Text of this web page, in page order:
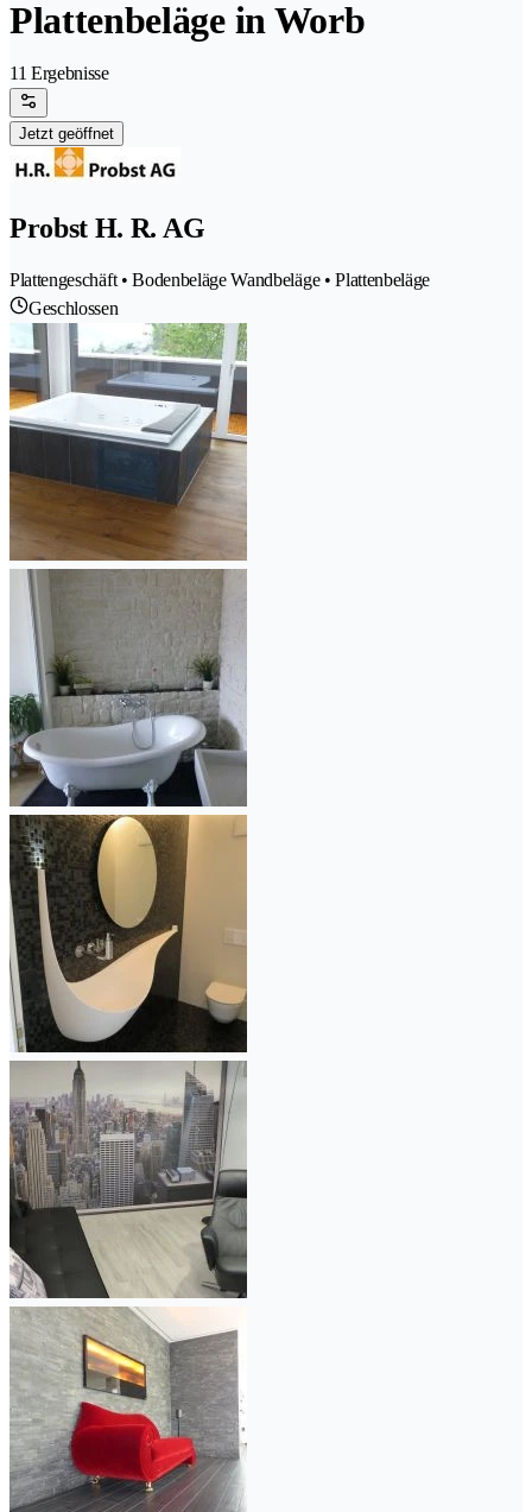
Plattenbeläge in Worb
11 Ergebnisse
Jetzt geöffnet
Probst H. R. AG
Plattengeschäft • Bodenbeläge Wandbeläge • Plattenbeläge
Geschlossen